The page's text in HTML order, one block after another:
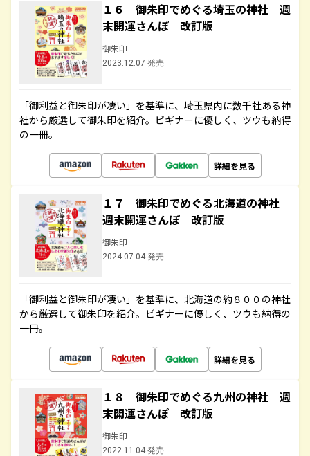
１６ 御朱印でめぐる埼玉の神社 週
末開運さんぽ 改訂版
御朱印
2023.12.07 発売
「御利益と御朱印が凄い」を基準に、埼玉県内に数千社ある神
社から厳選して御朱印を紹介。ビギナーに優しく、ツウも納得
の一冊。
詳細を見る
１７ 御朱印でめぐる北海道の神社
週末開運さんぽ 改訂版
御朱印
2024.07.04 発売
「御利益と御朱印が凄い」を基準に、北海道の約８００の神社
から厳選して御朱印を紹介。ビギナーに優しく、ツウも納得の
一冊。
詳細を見る
１８ 御朱印でめぐる九州の神社 週
末開運さんぽ 改訂版
御朱印
2022.11.04 発売